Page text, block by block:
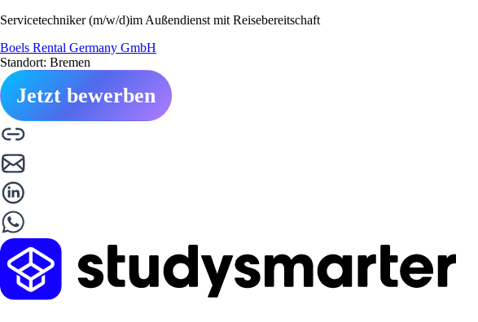
Servicetechniker (m/w/d)im Außendienst mit Reisebereitschaft
Boels Rental Germany GmbH
Standort: Bremen
Jetzt bewerben